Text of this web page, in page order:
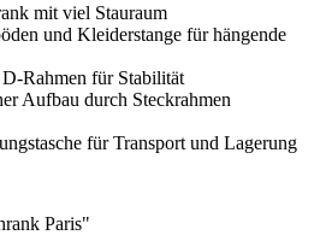
mit viel Stauraum
und Kleiderstange für hängende
Rahmen für Stabilität
Aufbau durch Steckrahmen
für Transport und Lagerung
Paris"